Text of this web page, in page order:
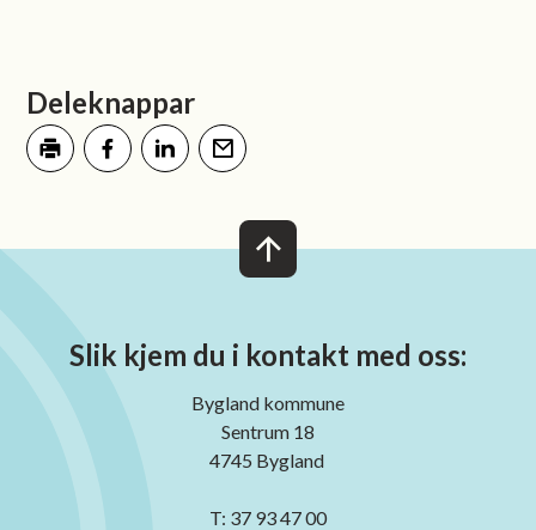
Deleknappar
Slik kjem du i kontakt med oss:
Bygland kommune
Sentrum 18
4745 Bygland
T: 37 93 47 00